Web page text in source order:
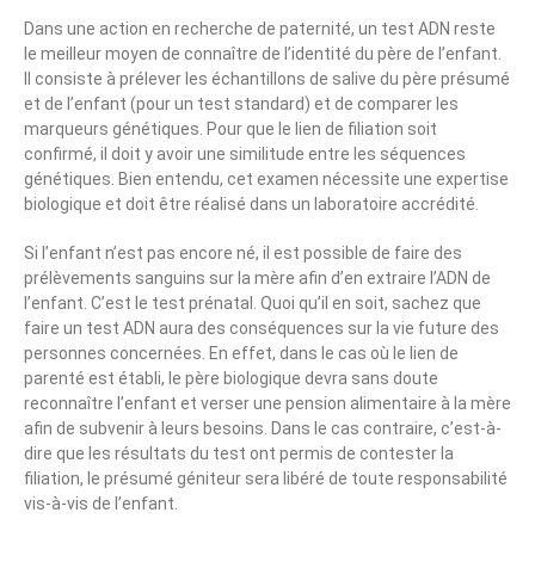
Dans une action en recherche de paternité, un test ADN reste
le meilleur moyen de connaître de l’identité du père de l’enfant.
Il consiste à prélever les échantillons de salive du père présumé
et de l’enfant (pour un test standard) et de comparer les
marqueurs génétiques. Pour que le lien de filiation soit
confirmé, il doit y avoir une similitude entre les séquences
génétiques. Bien entendu, cet examen nécessite une expertise
biologique et doit être réalisé dans un laboratoire accrédité.
Si l’enfant n’est pas encore né, il est possible de faire des
prélèvements sanguins sur la mère afin d’en extraire l’ADN de
l’enfant. C’est le test prénatal. Quoi qu’il en soit, sachez que
faire un test ADN aura des conséquences sur la vie future des
personnes concernées. En effet, dans le cas où le lien de
parenté est établi, le père biologique devra sans doute
reconnaître l’enfant et verser une pension alimentaire à la mère
afin de subvenir à leurs besoins. Dans le cas contraire, c’est-à-
dire que les résultats du test ont permis de contester la
filiation, le présumé géniteur sera libéré de toute responsabilité
vis-à-vis de l’enfant.